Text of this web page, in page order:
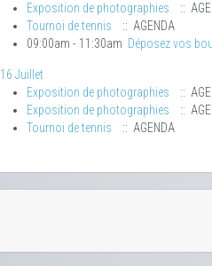
Exposition de photographies
::
Tournoi de tennis
:: AGENDA
09:00am - 11:30am Déposez vos
16 Juillet
Exposition de photographies
::
Exposition de photographies
::
Tournoi de tennis
:: AGENDA